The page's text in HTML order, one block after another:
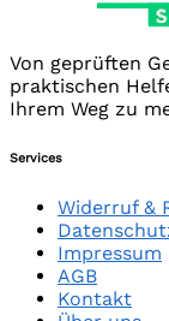
Von geprüften
praktischen
Ihrem Weg zu
Services
Widerruf &
Impressum
AGB
Kontakt